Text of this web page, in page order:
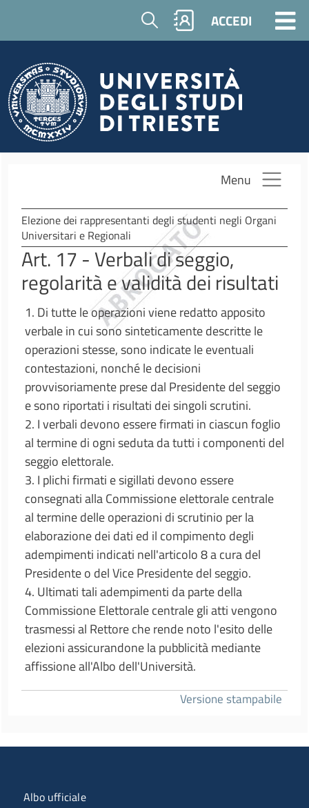
Salta al contenuto principale
Cerca ACCEDI
Menu
Elezione dei rappresentanti degli studenti negli Organi
Universitari e Regionali
Art. 17 - Verbali di seggio,
regolarità e validità dei risultati
1. Di tutte le operazioni viene redatto apposito
verbale in cui sono sinteticamente descritte le
operazioni stesse, sono indicate le eventuali
contestazioni, nonché le decisioni
provvisoriamente prese dal Presidente del seggio
e sono riportati i risultati dei singoli scrutini.
2. I verbali devono essere firmati in ciascun foglio
al termine di ogni seduta da tutti i componenti del
seggio elettorale.
3. I plichi firmati e sigillati devono essere
consegnati alla Commissione elettorale centrale
al termine delle operazioni di scrutinio per la
elaborazione dei dati ed il compimento degli
adempimenti indicati nell'articolo 8 a cura del
Presidente o del Vice Presidente del seggio.
4. Ultimati tali adempimenti da parte della
Commissione Elettorale centrale gli atti vengono
trasmessi al Rettore che rende noto l'esito delle
elezioni assicurandone la pubblicità mediante
affissione all'Albo dell'Università.
Versione stampabile
Menu organizzazione
Albo ufficiale